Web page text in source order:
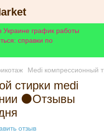
график работы
справки по
Medi компрессионный
стирки medi
⚫Отзывы
отзыв